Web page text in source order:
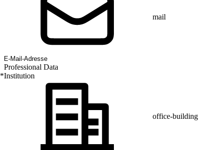
mail
Professional Data
*Institution
office-building